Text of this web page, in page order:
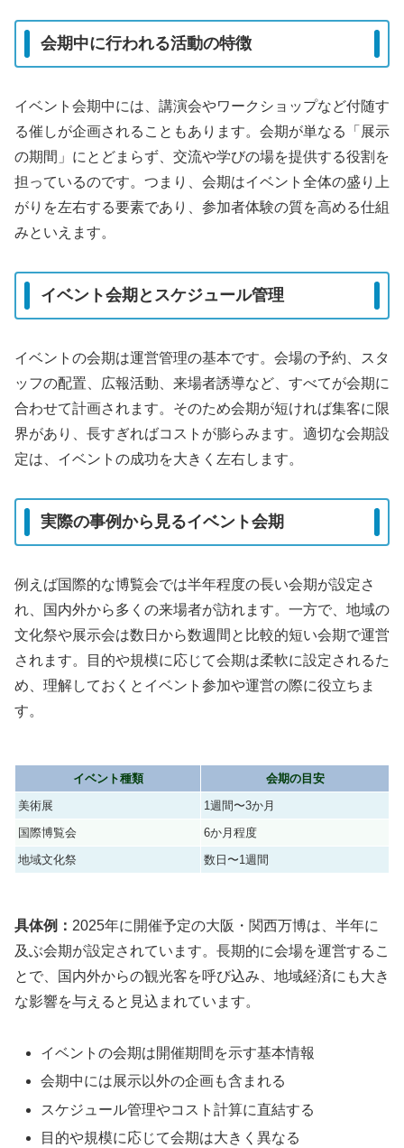
会期中に行われる活動の特徴
イベント会期中には、講演会やワークショップなど付随す
る催しが企画されることもあります。会期が単なる「展示
の期間」にとどまらず、交流や学びの場を提供する役割を
担っているのです。つまり、会期はイベント全体の盛り上
がりを左右する要素であり、参加者体験の質を高める仕組
みといえます。
イベント会期とスケジュール管理
イベントの会期は運営管理の基本です。会場の予約、スタ
ッフの配置、広報活動、来場者誘導など、すべてが会期に
合わせて計画されます。そのため会期が短ければ集客に限
界があり、長すぎればコストが膨らみます。適切な会期設
定は、イベントの成功を大きく左右します。
実際の事例から見るイベント会期
例えば国際的な博覧会では半年程度の長い会期が設定さ
れ、国内外から多くの来場者が訪れます。一方で、地域の
文化祭や展示会は数日から数週間と比較的短い会期で運営
されます。目的や規模に応じて会期は柔軟に設定されるた
め、理解しておくとイベント参加や運営の際に役立ちま
す。
イベント種類
会期の目安
美術展
1週間〜3か月
国際博覧会
6か月程度
地域文化祭
数日〜1週間
具体例： 2025年に開催予定の大阪・関西万博は、半年に
及ぶ会期が設定されています。長期的に会場を運営するこ
とで、国内外からの観光客を呼び込み、地域経済にも大き
な影響を与えると見込まれています。
イベントの会期は開催期間を示す基本情報
会期中には展示以外の企画も含まれる
スケジュール管理やコスト計算に直結する
目的や規模に応じて会期は大きく異なる